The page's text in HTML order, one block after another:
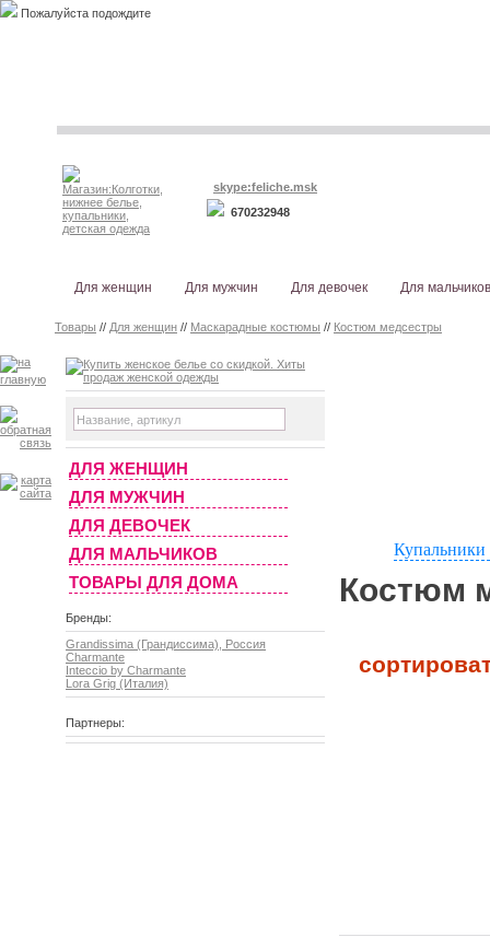
Пожалуйста подождите
skype:feliche.msk
670232948
Для женщин Для мужчин Для девочек Для мальчиков
Товары // Для женщин // Маскарадные костюмы // Костюм медсестры
ДЛЯ ЖЕНЩИН
ДЛЯ МУЖЧИН
ДЛЯ ДЕВОЧЕК
ДЛЯ МАЛЬЧИКОВ
ТОВАРЫ ДЛЯ ДОМА
Бренды:
Grandissima (Грандиссима), Россия
Charmante
Inteccio by Charmante
Lora Grig (Италия)
Партнеры:
Купальники
Костюм